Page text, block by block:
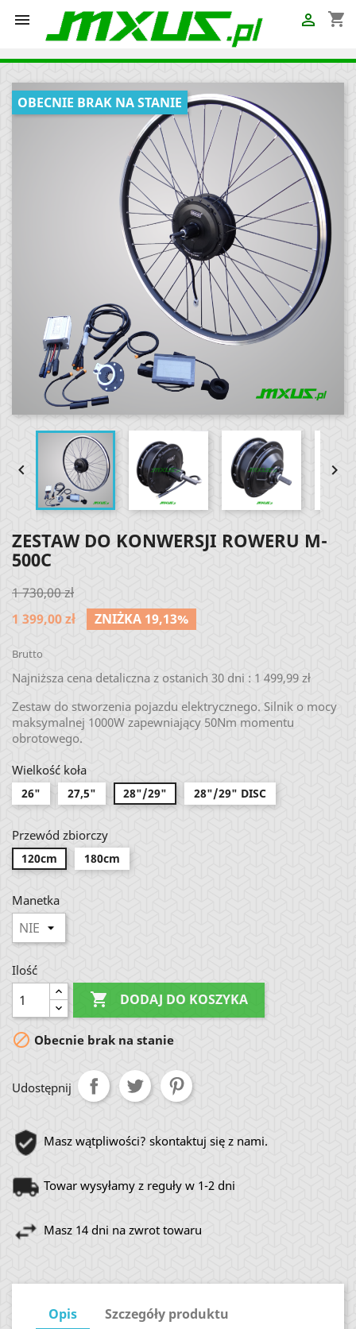
 shopping_cart

OBECNIE BRAK NA STANIE
 
ZESTAW DO KONWERSJI ROWERU M-
500C
1 730,00 zł
1 399,00 zł
ZNIŻKA 19,13%
Brutto
Najniższa cena detaliczna z ostanich 30 dni : 1 499,99 zł
Zestaw do stworzenia pojazdu elektrycznego. Silnik o mocy
maksymalnej 1000W zapewniający 50Nm momentu
obrotowego.
Wielkość koła
26" 27,5" 28"/29" 28"/29" DISC
Przewód zbiorczy
120cm 180cm
Manetka
Ilość
 DODAJ DO KOSZYKA
 Obecnie brak na stanie
Udostępnij
Masz wątpliwości? skontaktuj się z nami.
Towar wysyłamy z reguły w 1-2 dni
Masz 14 dni na zwrot towaru
Opis Szczegóły produktu